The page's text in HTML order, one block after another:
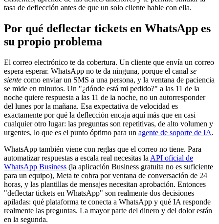
tasa de deflección antes de que un solo cliente hable con ella.
Por qué deflectar tickets en WhatsApp es
su propio problema
El correo electrónico te da cobertura. Un cliente que envía un correo
espera esperar. WhatsApp no te da ninguna, porque el canal se
siente como enviar un SMS a una persona, y la ventana de paciencia
se mide en minutos. Un "¿dónde está mi pedido?" a las 11 de la
noche quiere respuesta a las 11 de la noche, no un autorresponder
del lunes por la mañana. Esa expectativa de velocidad es
exactamente por qué la deflección encaja aquí más que en casi
cualquier otro lugar: las preguntas son repetitivas, de alto volumen y
urgentes, lo que es el punto óptimo para un agente de soporte de IA.
WhatsApp también viene con reglas que el correo no tiene. Para
automatizar respuestas a escala real necesitas la API oficial de
WhatsApp Business (la aplicación Business gratuita no es suficiente
para un equipo), Meta te cobra por ventana de conversación de 24
horas, y las plantillas de mensajes necesitan aprobación. Entonces
"deflectar tickets en WhatsApp" son realmente dos decisiones
apiladas: qué plataforma te conecta a WhatsApp y qué IA responde
realmente las preguntas. La mayor parte del dinero y del dolor están
en la segunda.